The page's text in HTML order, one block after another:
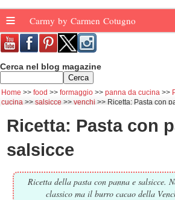
≡ Carmy by Carmen Cotugno
Cerca nel blog magazine
Home food formaggio panna da cucina
cucina
salsicce venchi Ricetta: Pasta con
Ricetta: Pasta con
salsicce
Ricetta della pasta con panna e salsicce.
classico ma il burro cacao della